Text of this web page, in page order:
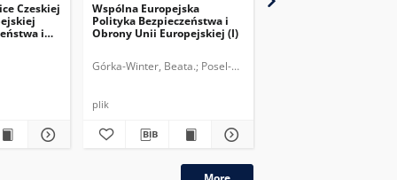
Czeskiej
i
Wspólna Europejska
Polityka Bezpieczeństwa i
Obrony Unii Europejskiej (I)
Górka-Winter, Beata. Posel-Częścik, Edyta.
plik